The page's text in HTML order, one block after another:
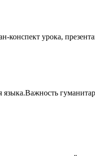
конспект урока,